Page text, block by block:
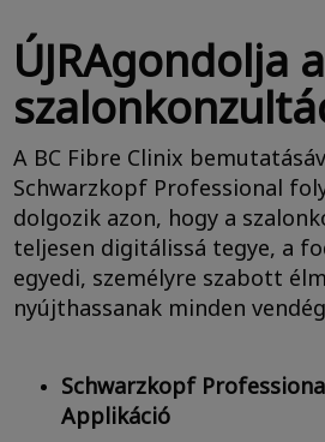
ÚJRAgondolja a
A BC Fibre Clinix
Schwarzkopf Professional
dolgozik azon, hogy a
teljesen digitálissá tegye, a
egyedi, személyre szabott
nyújthassanak minden
Schwarzkopf
Applikáció